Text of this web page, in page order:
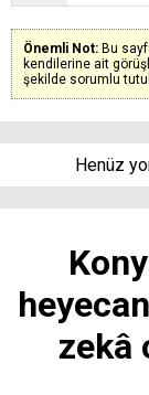
Önemli Not: Bu
kendilerine ait
şekilde sorumlu
Henüz
zekâ